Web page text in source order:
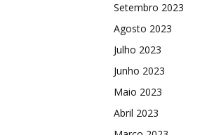
Setembro 2023
Agosto 2023
Julho 2023
Junho 2023
Maio 2023
Abril 2023